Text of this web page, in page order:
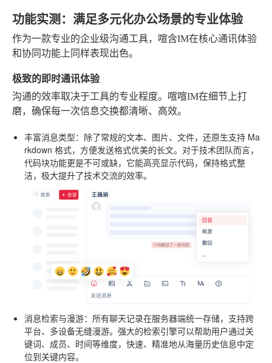
功能实测：满足多元化办公场景的专业体验
作为一款专业的企业级沟通工具，喧含IM在核心通讯体验
和协同功能上同样表现出色。
极致的即时通讯体验
沟通的效率取决于工具的专业程度。喧喧IM在细节上打
磨，确保每一次信息交换都清晰、高效。
丰富消息类型：除了常规的文本、图片、文件，还原生支持 Ma
rkdown 格式，方便发送格式优美的长文。对于技术团队而言，
代码块功能更是不可或缺，它能高亮显示代码，保持格式整
洁，极大提升了技术交流的效率。
消息检索与漫游：所有聊天记录在服务器端统一存储，支持跨
平台、多设备无缝漫游。强大的检索引擎可以帮助用户通过关
键词、成员、时间等维度，快速、精准地从海量历史信息中定
位到关键内容。